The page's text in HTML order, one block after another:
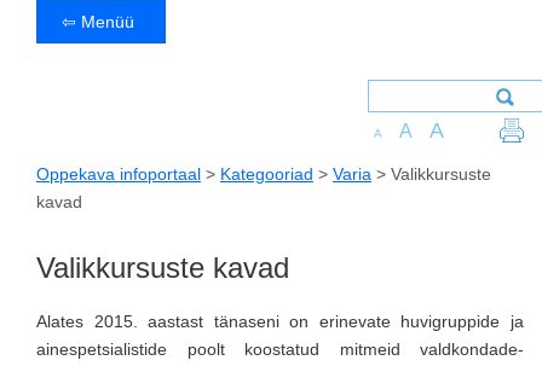
⇦ Menüü
A A A
Oppekava infoportaal > Kategooriad > Varia > Valikkursuste
kavad
Valikkursuste kavad
Alates 2015. aastast tänaseni on erinevate huvigruppide ja
ainespetsialistide poolt koostatud mitmeid valdkondade-